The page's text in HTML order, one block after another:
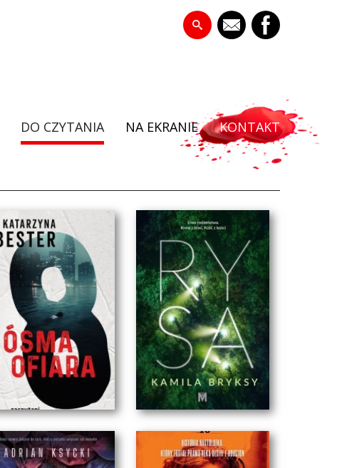
DO CZYTANIA NA EKRANIE KONTAKT